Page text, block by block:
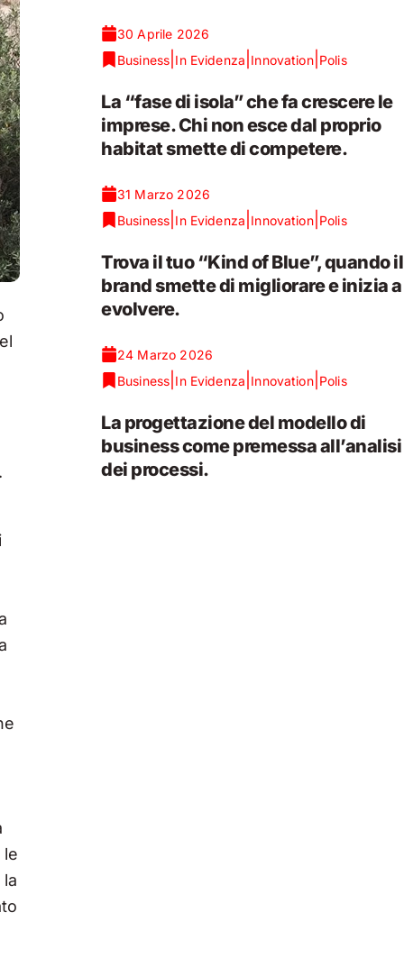
30 Aprile 2026
Business In Evidenza Innovation| Polis
La “fase di isola” che fa crescere le
imprese. Chi non esce dal proprio
habitat smette di competere.
31 Marzo 2026
Business In Evidenza Innovation| Polis
Trova il tuo “Kind of Blue”, quando il
brand smette di migliorare e inizia a
evolvere.
24 Marzo 2026
Business In Evidenza Innovation| Polis
La progettazione del modello di
business come premessa all’analisi
dei processi.